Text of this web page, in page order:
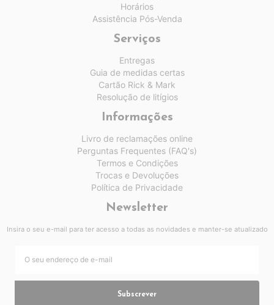
Horários
Assistência Pós-Venda
Serviços
Entregas
Guia de medidas certas
Cartão Rick & Mark
Resolução de litígios
Informações
Livro de reclamações online
Perguntas Frequentes (FAQ's)
Termos e Condições
Trocas e Devoluções
Política de Privacidade
Newsletter
Insira o seu e-mail para ter acesso a todas as novidades e manter-se atualizado
Subscrever